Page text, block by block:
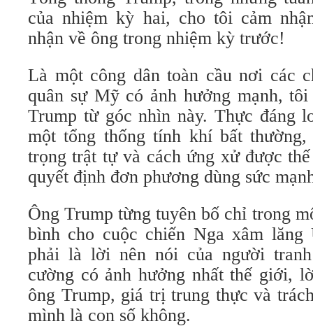
của nhiệm kỳ hai, cho tôi cảm
nhận về ông trong nhiệm kỳ trước!
Là một công dân toàn cầu nơi các
quân sự Mỹ có ảnh hưởng mạnh,
Trump từ góc nhìn này. Thực đáng
một tổng thống tính khí bất
trọng trật tự và cách ứng xử được
quyết định đơn phương dùng sức
Ông Trump từng tuyên bố chỉ trong
bình cho cuộc chiến Nga xâm lăng
phải là lời nên nói của người
cường có ảnh hưởng nhất thế giới,
ông Trump, giá trị trung thực và
mình là con số không.